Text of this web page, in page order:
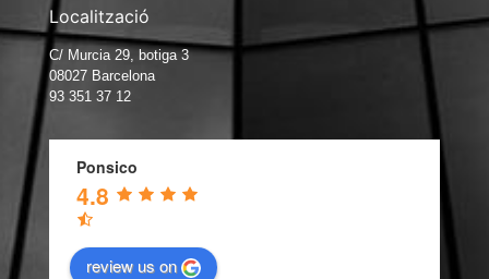
Localització
C/ Murcia 29, botiga 3
08027 Barcelona
93 351 37 12
Ponsico
4.8
review us on